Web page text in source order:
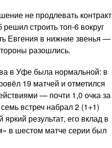
не продлевать контракт
строить топ-6 вокруг
Евгения в нижние звенья —
разошлись.
в Уфе была нормальной: в
19 матчей и отметился
— почти 1,0 очка за
встреч набрал 2 (1+1)
результат, его вклад в
в шестом матче серии был